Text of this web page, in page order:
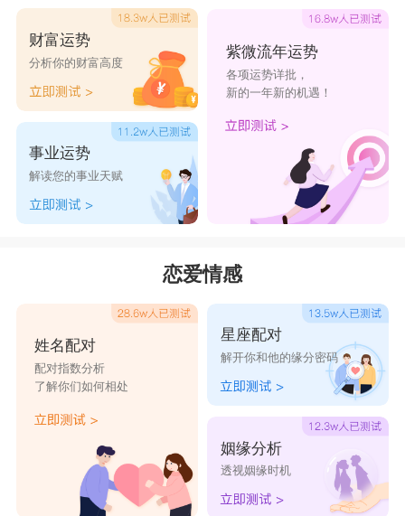
财富运势
分析你的财富高度
事业运势
解读您的事业天赋
紫微流年运势
各项运势详批，
新的一年新的机遇！
恋爱情感
姓名配对
配对指数分析
了解你们如何相处
星座配对
解开你和他的缘分密码
姻缘分析
透视姻缘时机